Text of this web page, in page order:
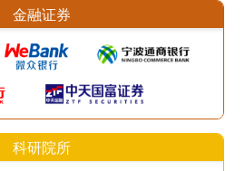
金融证券
科研院所